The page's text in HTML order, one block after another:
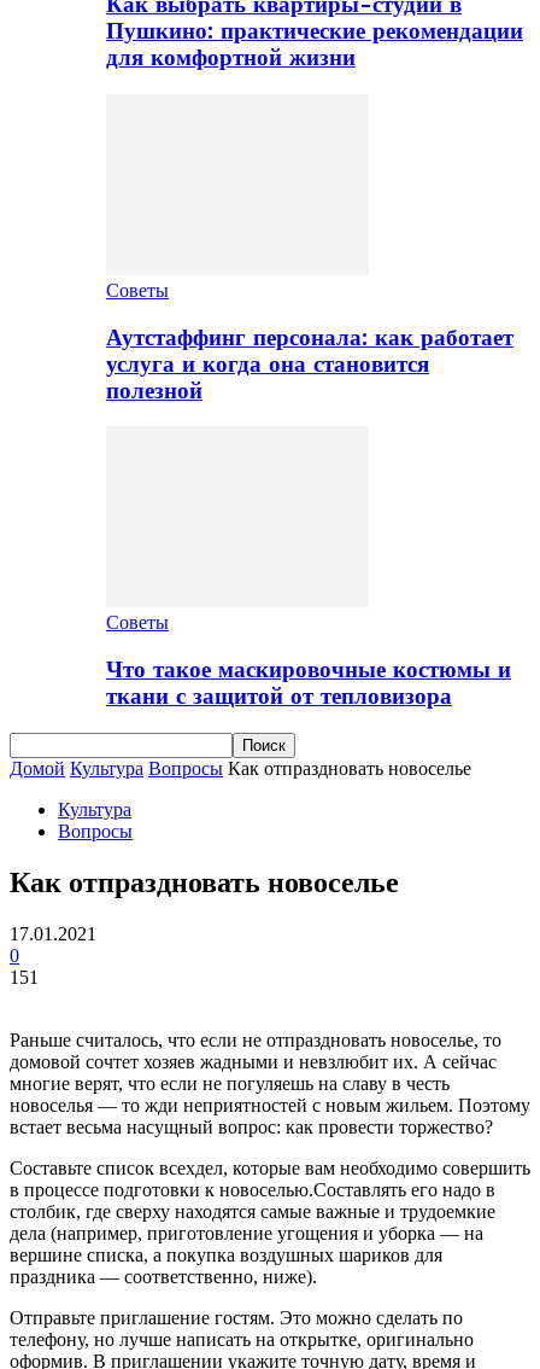
Пушкино: практические рекомендации
для комфортной жизни
Советы
Аутстаффинг персонала: как работает
услуга и когда она становится
полезной
Советы
Что такое маскировочные костюмы и
ткани с защитой от тепловизора
Домой Культура Вопросы Как отпраздновать новоселье
Культура
Вопросы
Как отпраздновать новоселье
17.01.2021
0
151
Раньше считалось, что если не отпраздновать новоселье, то
домовой сочтет хозяев жадными и невзлюбит их. А сейчас
многие верят, что если не погуляешь на славу в честь
новоселья — то жди неприятностей с новым жильем. Поэтому
встает весьма насущный вопрос: как провести торжество?
Составьте список всехдел, которые вам необходимо совершить
в процессе подготовки к новоселью.Составлять его надо в
столбик, где сверху находятся самые важные и трудоемкие
дела (например, приготовление угощения и уборка — на
вершине списка, а покупка воздушных шариков для
праздника — соответственно, ниже).
Отправьте приглашение гостям. Это можно сделать по
телефону, но лучше написать на открытке, оригинально
оформив. В приглашении укажите точную дату, время и